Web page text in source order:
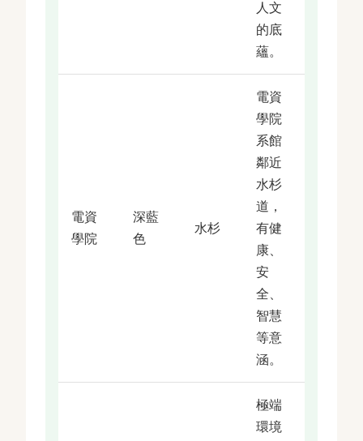
人文
的底
蘊。
電資
學院
深藍
色
水杉
電資
學院
系館
鄰近
水杉
道，
有健
康、
安
全、
智慧
等意
涵。
極端
環境